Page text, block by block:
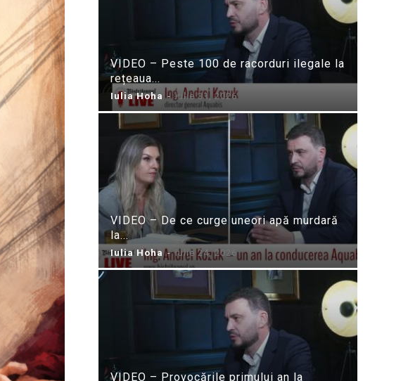
VIDEO – Peste 100 de racorduri ilegale la
rețeaua...
Iulia Hoha - iulie 31, 2026
VIDEO – De ce curge uneori apă murdară
la...
Iulia Hoha - iulie 24, 2026
VIDEO – Provocările primului an la